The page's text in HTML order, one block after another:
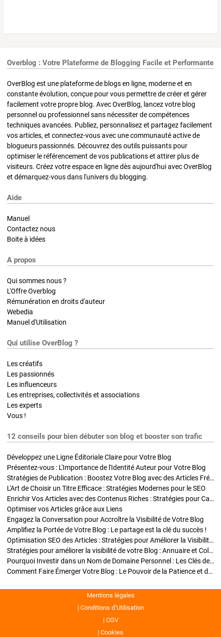
Overblog : Votre Plateforme de Blogging Facile et Performante
OverBlog est une plateforme de blogs en ligne, moderne et en
constante évolution, conçue pour vous permettre de créer et gérer
facilement votre propre blog. Avec OverBlog, lancez votre blog
personnel ou professionnel sans nécessiter de compétences
techniques avancées. Publiez, personnalisez et partagez facilement
vos articles, et connectez-vous avec une communauté active de
blogueurs passionnés. Découvrez des outils puissants pour
optimiser le référencement de vos publications et attirer plus de
visiteurs. Créez votre espace en ligne dès aujourd'hui avec OverBlog
et démarquez-vous dans l'univers du blogging.
Aide
Manuel
Contactez nous
Boite à idées
A propos
Qui sommes nous ?
L'Offre Overblog
Rémunération en droits d'auteur
Webedia
Manuel d'Utilisation
Qui utilise OverBlog ?
Les créatifs
Les passionnés
Les influenceurs
Les entreprises, collectivités et associations
Les experts
Vous !
12 conseils pour bien débuter son blog et booster son trafic
Développez une Ligne Éditoriale Claire pour Votre Blog
Présentez-vous : L'Importance de l'Identité Auteur pour Votre Blog
Stratégies de Publication : Boostez Votre Blog avec des Articles Fréquents et Exclusifs
L'Art de Choisir un Titre Efficace : Stratégies Modernes pour le SEO
Enrichir Vos Articles avec des Contenus Riches : Stratégies pour Captiver et Optimiser
Optimiser vos Articles grâce aux Liens
Engagez la Conversation pour Accroître la Visibilité de Votre Blog
Amplifiez la Portée de Votre Blog : Le partage est la clé du succès !
Optimisation SEO des Articles : Stratégies pour Améliorer la Visibilité de Votre Blog
Stratégies pour améliorer la visibilité de votre Blog : Annuaire et Collaborations
Pourquoi Investir dans un Nom de Domaine Personnel : Les Clés de la Réussite de Votre Blog
Comment Faire Émerger Votre Blog : Le Pouvoir de la Patience et de la Persévérance
Mentions légales
Conditions d’Utilisation
CGV
Cookies